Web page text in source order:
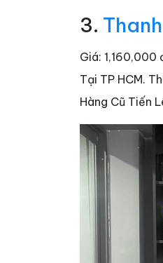
3.
Giá: 1,160,000
Tại TP HCM.
Hàng Cũ Tiến